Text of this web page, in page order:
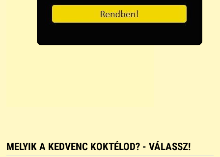
MELYIK A KEDVENC KOKTÉLOD? - VÁLASSZ!